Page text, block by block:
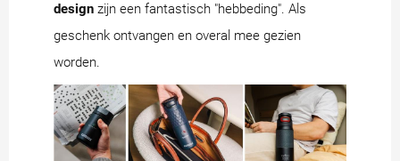
design zijn een fantastisch "hebbeding". Als
geschenk ontvangen en overal mee gezien
worden.